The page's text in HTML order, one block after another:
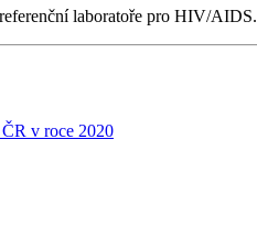
laboratoře pro HIV/AIDS.
v roce 2020